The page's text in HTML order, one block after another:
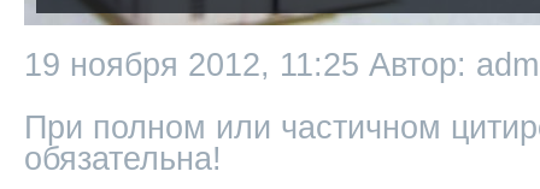
19 ноября 2012, 11:25 Автор:
При полном или частичном
обязательна!